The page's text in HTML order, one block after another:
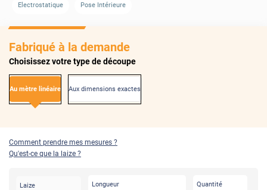
Electrostatique Pose Intérieure
Fabriqué à la demande
Choisissez votre type de découpe
Au mètre linéaire Aux dimensions exactes
Comment prendre mes mesures ?
Qu'est-ce que la laize ?
Laize Longueur Quantité